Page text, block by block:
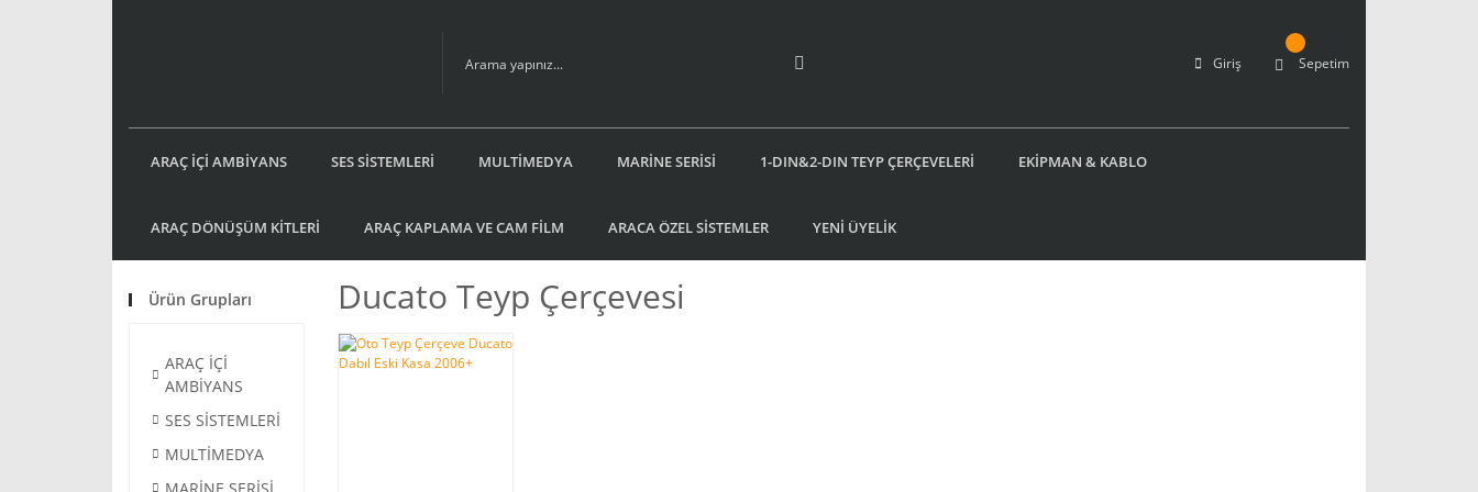
Giriş Sepetim
ARAÇ İÇİ AMBİYANS SES SİSTEMLERİ MULTİMEDYA MARİNE SERİSİ 1-DIN&2-DIN TEYP ÇERÇEVELERİ EKİPMAN & KABLO
ARAÇ DÖNÜŞÜM KİTLERİ ARAÇ KAPLAMA VE CAM FİLM ARACA ÖZEL SİSTEMLER YENİ ÜYELİK
Ürün Grupları
ARAÇ İÇİ
AMBİYANS
SES SİSTEMLERİ
MULTİMEDYA
Ducato Teyp Çerçevesi